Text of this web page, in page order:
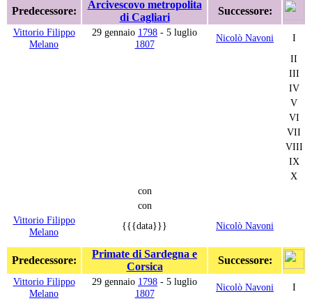
Predecessore:
Arcivescovo metropolita
di Cagliari
Successore:
Vittorio Filippo
Melano
29 gennaio 1798 - 5 luglio
1807
Nicolò Navoni
I
II
III
IV
V
VI
VII
VIII
IX
X
con
con
Vittorio Filippo
Melano
{{{data}}} Nicolò Navoni
Predecessore:
Primate di Sardegna e
Corsica
Successore:
Vittorio Filippo
Melano
29 gennaio 1798 - 5 luglio
1807
Nicolò Navoni
I